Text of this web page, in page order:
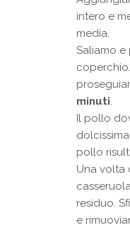
intero e
media.
Saliamo
minuti.
Il pollo
pollo
Una volta
residuo.
e